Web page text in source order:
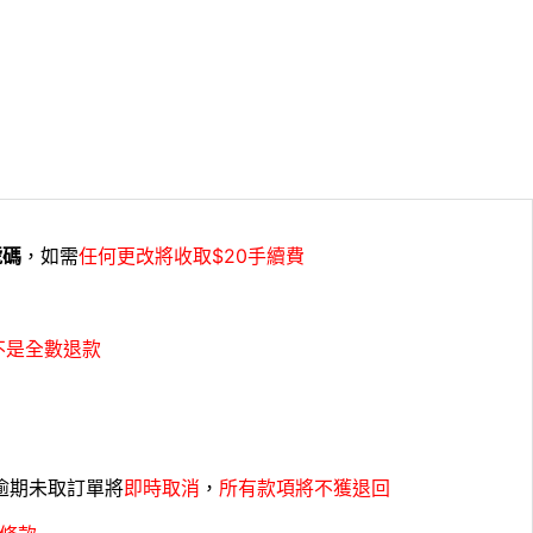
，如需任何更改將收取$20手續費
是全數退款
期未取訂單將即時取消 ， 所有款項將不獲退回